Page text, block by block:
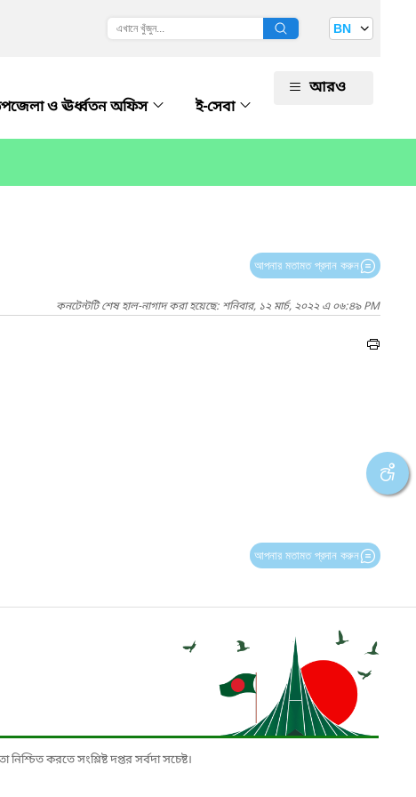
BN
ও ঊর্ধ্বতন অফিস ই-সেবা
আরও
আপনার মতামত প্রদান করুন
কনটেন্টটি শেষ হাল-নাগাদ করা হয়েছে: শনিবার, ১২ মার্চ, ২০২২ এ ০৬:৪৯ PM
আপনার মতামত প্রদান করুন
করতে সংশ্লিষ্ট দপ্তর সর্বদা সচেষ্ট।